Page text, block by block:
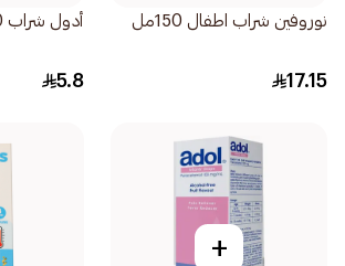
نوروفين شراب اطفال 150مل
17.15
أدول شراب 100مل
5.8
+